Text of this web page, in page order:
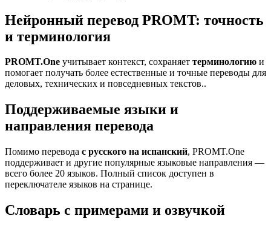
Нейронный перевод PROMT: точность
и терминология
PROMT.One учитывает контекст, сохраняет терминологию и
помогает получать более естественные и точные переводы для
деловых, технических и повседневных текстов..
Поддерживаемые языки и
направления перевода
Помимо перевода с русского на испанский, PROMT.One
поддерживает и другие популярные языковые направления —
всего более 20 языков. Полный список доступен в
переключателе языков на странице.
Словарь с примерами и озвучкой